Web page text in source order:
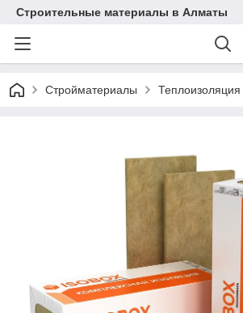
Строительные материалы в Алматы
Стройматериалы